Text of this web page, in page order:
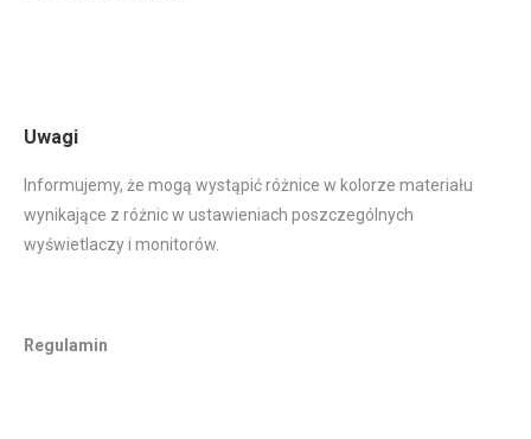
Uwagi
Informujemy, że mogą wystąpić różnice w kolorze materiału
wynikające z różnic w ustawieniach poszczególnych
wyświetlaczy i monitorów.
Regulamin